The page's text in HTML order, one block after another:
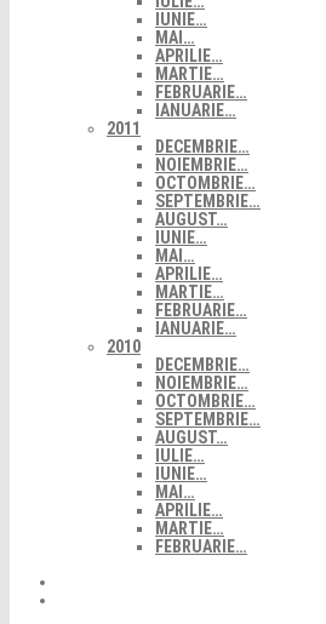
IUNIE…
MAI…
APRILIE…
MARTIE…
FEBRUARIE…
IANUARIE…
2011
DECEMBRIE…
NOIEMBRIE…
OCTOMBRIE…
SEPTEMBRIE…
AUGUST…
IUNIE…
MAI…
APRILIE…
MARTIE…
FEBRUARIE…
IANUARIE…
2010
DECEMBRIE…
NOIEMBRIE…
OCTOMBRIE…
SEPTEMBRIE…
AUGUST…
IULIE…
IUNIE…
MAI…
APRILIE…
MARTIE…
FEBRUARIE…